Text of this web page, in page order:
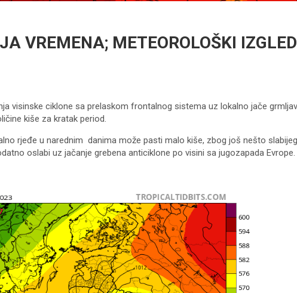
VREMENA; METEOROLOŠKI
visinske ciklone sa prelaskom frontalnog sistema uz lokalno jače
kiše za kratak period.
rjeđe u narednim danima može pasti malo kiše, zbog još nešto
oslabi uz jačanje grebena anticiklone po visini sa jugozapada